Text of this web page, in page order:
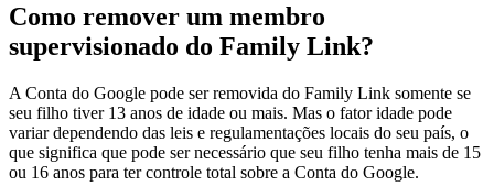
Como remover um membro
supervisionado do Family Link?
A Conta do Google pode ser removida do Family Link somente se
seu filho tiver 13 anos de idade ou mais. Mas o fator idade pode
variar dependendo das leis e regulamentações locais do seu país, o
que significa que pode ser necessário que seu filho tenha mais de 15
ou 16 anos para ter controle total sobre a Conta do Google.